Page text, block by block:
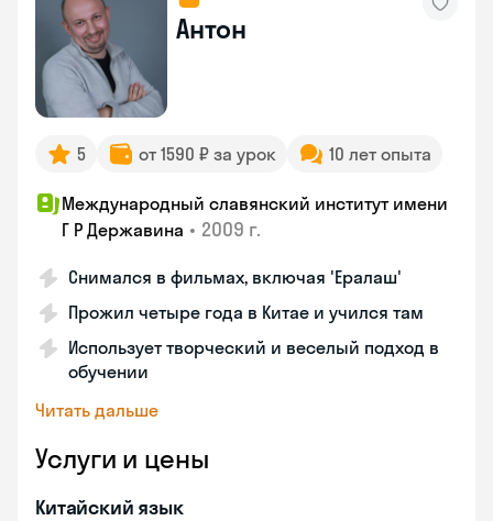
Антон
5 от 1590 ₽ за урок 10 лет опыта
Международный славянский институт имени
Г Р Державина • 2009 г.
Снимался в фильмах, включая 'Ералаш'
Прожил четыре года в Китае и учился там
Использует творческий и веселый подход в
обучении
Читать дальше
Услуги и цены
Китайский язык